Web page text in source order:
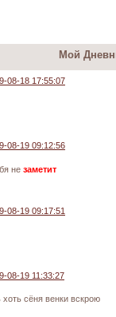
Мой
08-18 17:55:07
08-19 09:12:56
незаметит
08-19 09:17:51
08-19 11:33:27
сёня венки вскрою